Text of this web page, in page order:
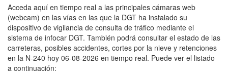
Acceda aquí en tiempo real a las principales cámaras web
(webcam) en las vías en las que la DGT ha instalado su
dispositivo de vigilancia de consulta de tráfico mediante el
sistema de infocar DGT. También podrá consultar el estado de las
carreteras, posibles accidentes, cortes por la nieve y retenciones
en la N-240 hoy 06-08-2026 en tiempo real. Puede ver el listado
a continuación: